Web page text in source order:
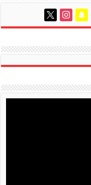
snapchat
instagram
x